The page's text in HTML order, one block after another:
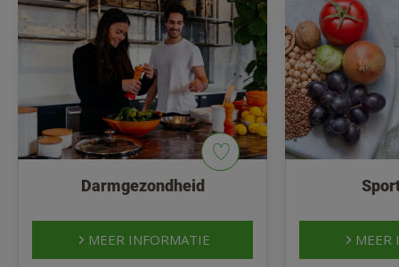
Darmgezondheid
MEER INFORMATIE MEER